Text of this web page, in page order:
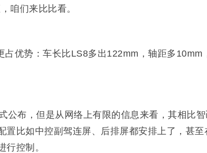
咱们来比比看。
占优势：车长比LS8多出122mm，轴距多10mm
公布，但是从网络上有限的信息来看，其相比
置比如中控副驾连屏、后排屏都安排上了，甚至
行控制。